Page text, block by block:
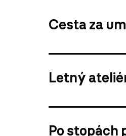
Cesta za
Letný
Po stopách